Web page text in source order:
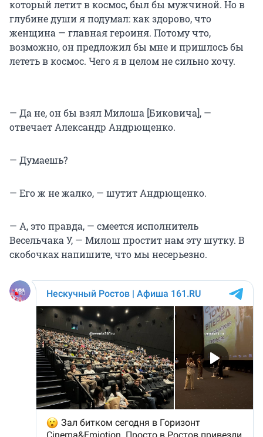
который летит в космос, был бы мужчиной. Но в
глубине души я подумал: как здорово, что
женщина — главная героиня. Потому что,
возможно, он предложил бы мне и пришлось бы
лететь в космос. Чего я в целом не сильно хочу.
— Да не, он бы взял Милоша [Биковича], —
отвечает Александр Андрющенко.
— Думаешь?
— Его ж не жалко, — шутит Андрющенко.
— А, это правда, — смеется исполнитель
Весельчака У, — Милош простит нам эту шутку. В
скобочках напишите, что мы несерьезно.